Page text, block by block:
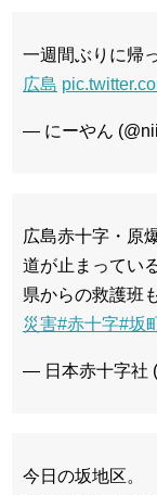
一週間ぶりに帰
広島
— にーやん
広島赤十字・原
道が止まってい
県からの救護班
災害#赤十字#坂町
— 日本赤十字社
今日の坂地区。